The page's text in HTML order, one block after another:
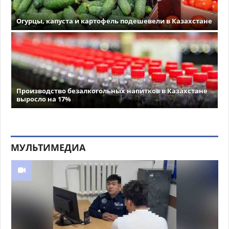
Огурцы, капуста и картофель подешевели в Казахстане
Производство безалкогольных напитков в Казахстане
выросло на 17%
МУЛЬТИМЕДИА